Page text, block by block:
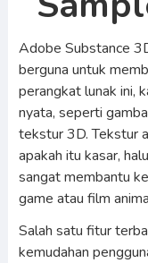
Adobe Substance
berguna untuk
perangkat lunak ini,
nyata, seperti
tekstur 3D. Tekstur
apakah itu kasar,
sangat membantu
game atau film
Salah satu fitur
kemudahan